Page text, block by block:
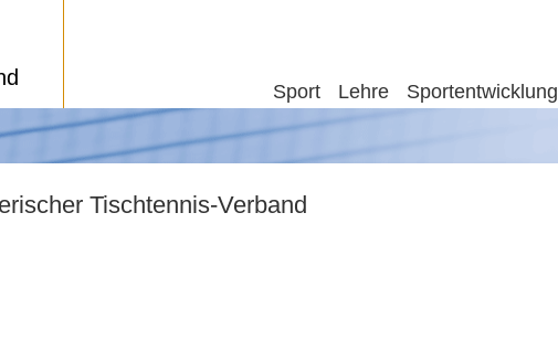
Sport Lehre Sportentwicklung
Tischtennis-Verband